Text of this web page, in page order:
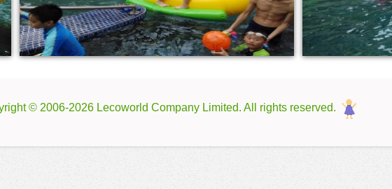
© 2006-2026 Lecoworld Company Limited. All rights reserved.